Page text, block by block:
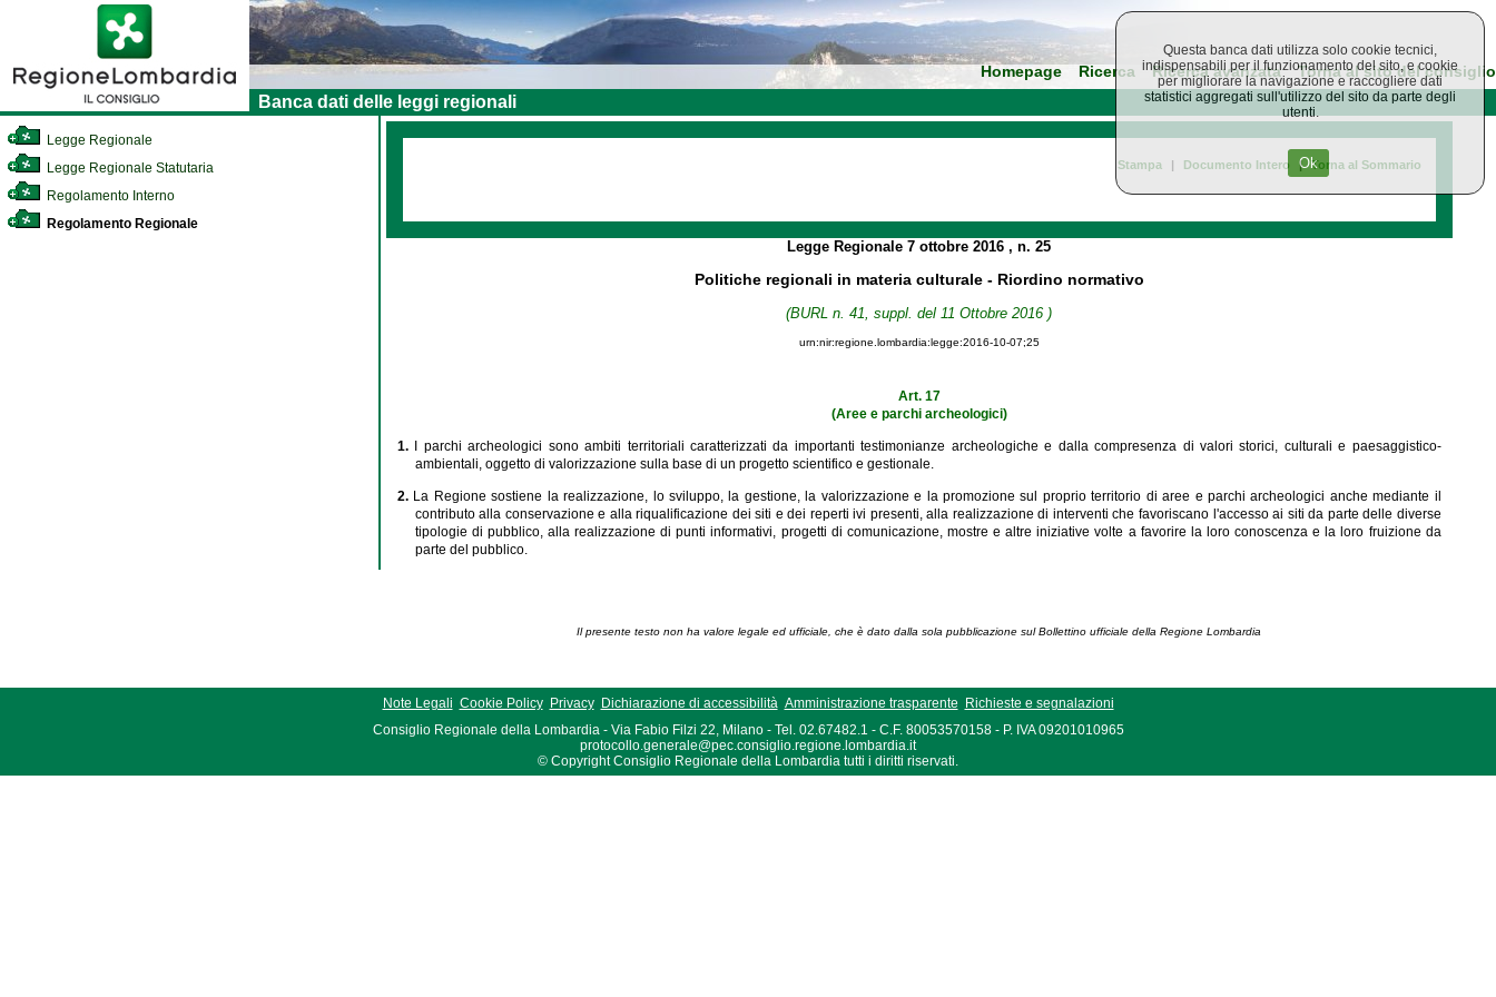
Homepage Ricerca Ricerca avanzata Torna al sito del consiglio
Banca dati delle leggi regionali
Legge Regionale
Legge Regionale Statutaria
Regolamento Interno
Regolamento Regionale
Stampa | Documento Intero | Torna al Sommario
Legge Regionale7 ottobre 2016, n. 25
Politiche regionali in materia culturale - Riordino normativo
(BURL n. 41, suppl. del 11 Ottobre 2016 )
urn:nir:regione.lombardia:legge:2016-10-07;25
Art. 17
(Aree e parchi archeologici)
1.
I parchi archeologici sono ambiti territoriali caratterizzati da importanti testimonianze archeologiche e dalla compresenza di valori storici, culturali e paesaggistico-
ambientali, oggetto di valorizzazione sulla base di un progetto scientifico e gestionale.
2. La Regione sostiene la realizzazione, lo sviluppo, la gestione, la valorizzazione e la promozione sul proprio territorio di aree e parchi archeologici anche mediante il
contributo alla conservazione e alla riqualificazione dei siti e dei reperti ivi presenti, alla realizzazione di interventi che favoriscano l'accesso ai siti da parte delle diverse
tipologie di pubblico, alla realizzazione di punti informativi, progetti di comunicazione, mostre e altre iniziative volte a favorire la loro conoscenza e la loro fruizione da
parte del pubblico.
Il presente testo non ha valore legale ed ufficiale, che è dato dalla sola pubblicazione sul Bollettino ufficiale della Regione Lombardia
Note Legali Cookie Policy Privacy Dichiarazione di accessibilità Amministrazione trasparente
Richieste e segnalazioni
Consiglio Regionale della Lombardia - Via Fabio Filzi 22, Milano - Tel. 02.67482.1 - C.F. 80053570158 - P. IVA 09201010965
protocollo.generale@pec.consiglio.regione.lombardia.it
© Copyright Consiglio Regionale della Lombardia tutti i diritti riservati.
Questa banca dati utilizza solo cookie tecnici,
indispensabili per il funzionamento del sito, e cookie
per migliorare la navigazione e raccogliere dati
statistici aggregati sull'utilizzo del sito da parte degli
utenti.
Ok